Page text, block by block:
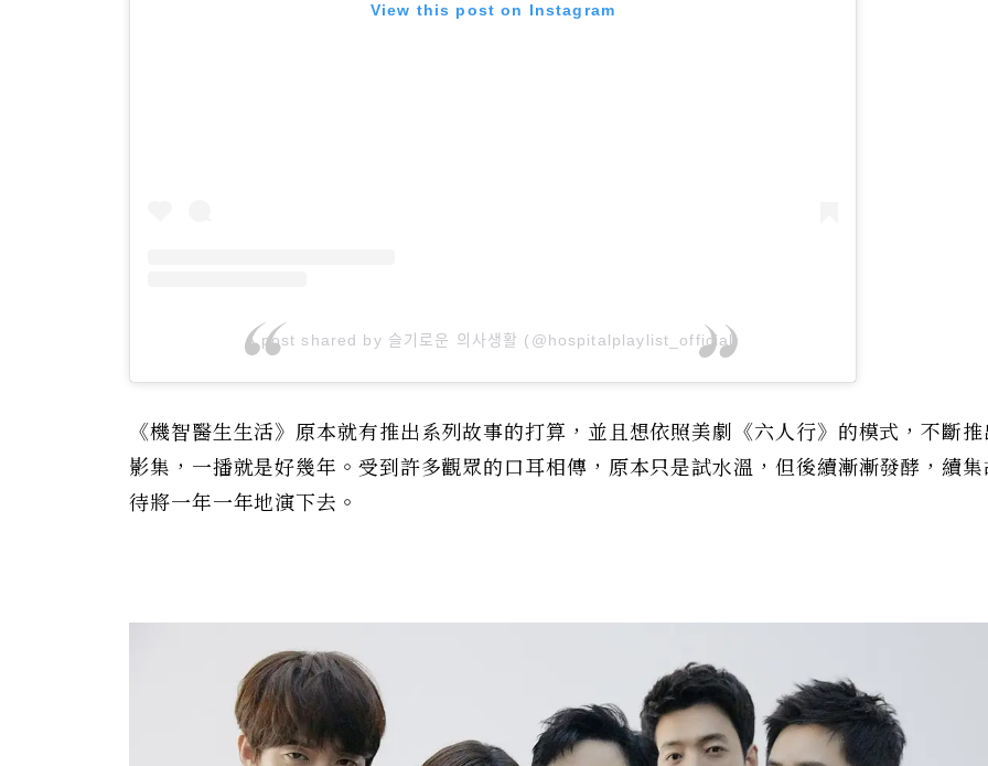
View this post on Instagram
A post shared by 슬기로운 의사생활 (@hospitalplaylist_official)
《機智醫生生活》原本就有推出系列故事的打算，並且想依照美劇《六人行》的模式，不斷
影集，一播就是好幾年。受到許多觀眾的口耳相傳，原本只是試水溫，但後續漸漸發酵，續
待將一年一年地演下去。